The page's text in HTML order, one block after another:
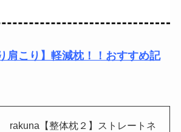
肩こり】軽減枕！！おすすめ記
rakuna【整体枕２】ストレートネ